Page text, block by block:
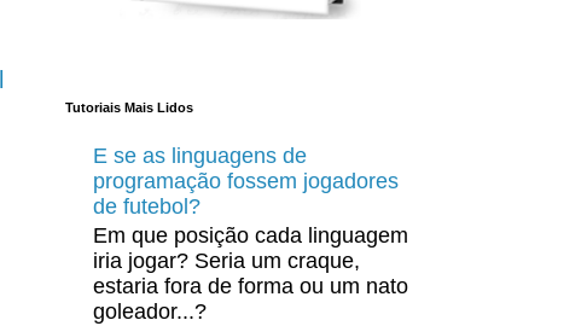
Tutoriais Mais Lidos
E se as linguagens de
programação fossem jogadores
de futebol?
Em que posição cada linguagem
iria jogar? Seria um craque,
estaria fora de forma ou um nato
goleador...?